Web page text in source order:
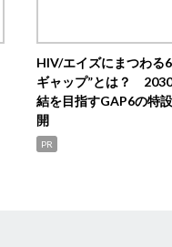
HIV/エイズにまつわる
ギャップ”とは？
結を目指すGAP6の特
開
PR